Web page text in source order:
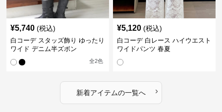
¥5,740 (税込)
白コーデ スタッズ飾り ゆったり
ワイド デニム半ズボン
全2色
¥5,120 (税込)
白コーデ 白レース ハイウエスト
ワイドパンツ 春夏
新着アイテムの一覧へ ›